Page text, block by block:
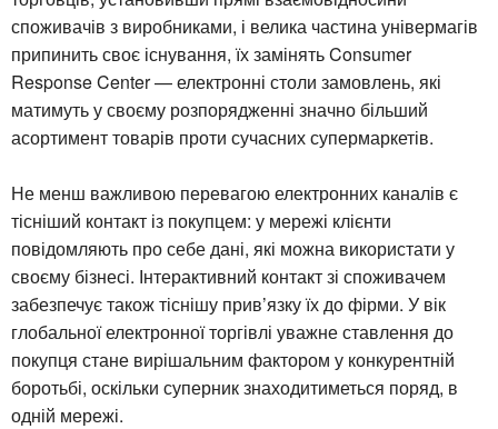
споживачів з виробниками, і велика частина універмагів
припинить своє існування, їх замінять Consumer
Response Center — електронні столи замовлень, які
матимуть у своєму розпорядженні значно більший
асортимент товарів проти сучасних супермаркетів.
Не менш важливою перевагою електронних каналів є
тісніший контакт із покупцем: у мережі клієнти
повідомляють про себе дані, які можна використати у
своєму бізнесі. Інтерактивний контакт зі споживачем
забезпечує також тіснішу прив’язку їх до фірми. У вік
глобальної електронної торгівлі уважне ставлення до
покупця стане вирішальним фактором у конкурентній
боротьбі, оскільки суперник знаходитиметься поряд, в
одній мережі.